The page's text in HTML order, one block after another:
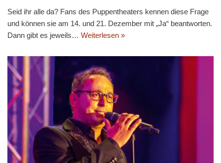
Seid ihr alle da? Fans des Puppentheaters kennen diese Frage
und können sie am 14. und 21. Dezember mit „Ja“ beantworten.
Dann gibt es jeweils… Weiterlesen »